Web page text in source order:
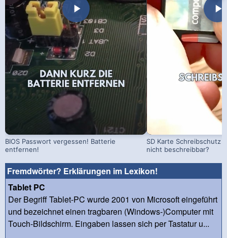
BIOS Passwort vergessen! Batterie
entfernen!
SD Karte Schreibschutz
nicht beschreibbar?
Fremdwörter? Erklärungen im Lexikon!
Tablet PC
Der Begriff Tablet-PC wurde 2001 von Microsoft eingeführt
und bezeichnet einen tragbaren (Windows-)Computer mit
Touch-Bildschirm. Eingaben lassen sich per Tastatur u...